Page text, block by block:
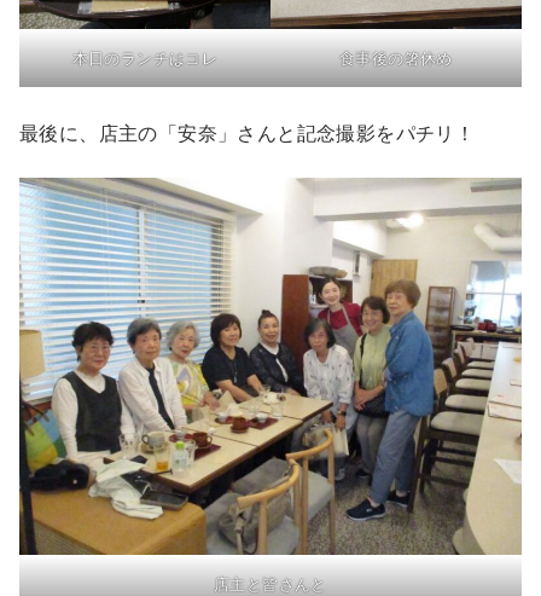
本日のランチはコレ 食事後の箸休め
最後に、店主の「安奈」さんと記念撮影をパチリ！
店主と皆さんと